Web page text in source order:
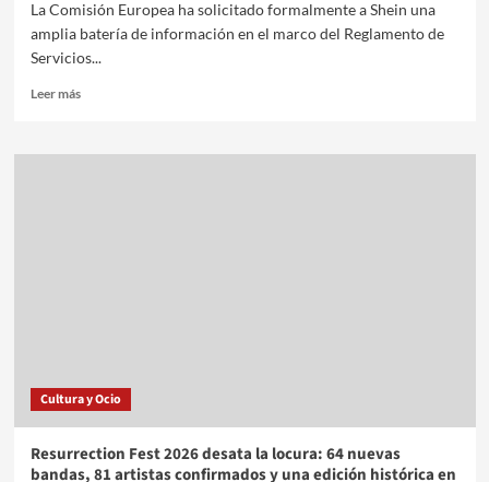
La Comisión Europea ha solicitado formalmente a Shein una
amplia batería de información en el marco del Reglamento de
Servicios...
Leer más
Cultura y Ocio
Resurrection Fest 2026 desata la locura: 64 nuevas
bandas, 81 artistas confirmados y una edición histórica en